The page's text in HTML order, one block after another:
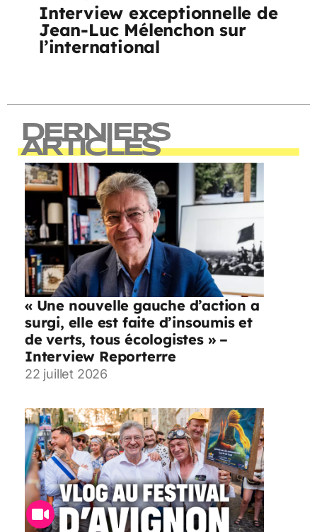
Interview exceptionnelle de
Jean-Luc Mélenchon sur
l’international
DERNIERS
ARTICLES
« Une nouvelle gauche d’action a
surgi, elle est faite d’insoumis et
de verts, tous écologistes » –
Interview Reporterre
22 juillet 2026